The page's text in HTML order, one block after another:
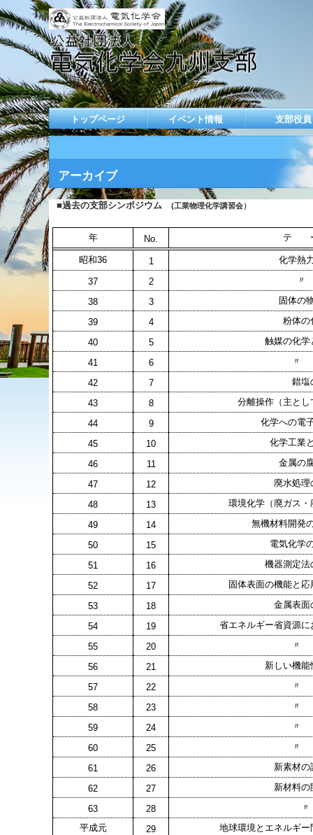
アーカイブ
■過去の支部シンポジウム(工業物理化学講習会）
年 No. テ
昭和36 1 化学熱
37 2 〃
38 3 固体の
39 4 粉体の
40 5 触媒の化学
41 6 〃
42 7 錯塩
43 8 分離操作（主と
44 9 化学への電
45 10 化学工業
46 11 金属の
47 12 廃水処理
48 13 環境化学（廃ガス
49 14 無機材料開発
50 15 電気化学
51 16 機器測定法
52 17 固体表面の機能と
53 18 金属表面
54 19 省エネルギー省資源
55 20 〃
56 21 新しい機
57 22 〃
58 23 〃
59 24 〃
60 25 〃
61 26 新素材の
62 27 新材料
63 28
〃
平成元
29 地球環境とエネルギ
トップページ イベント情報 支部役員